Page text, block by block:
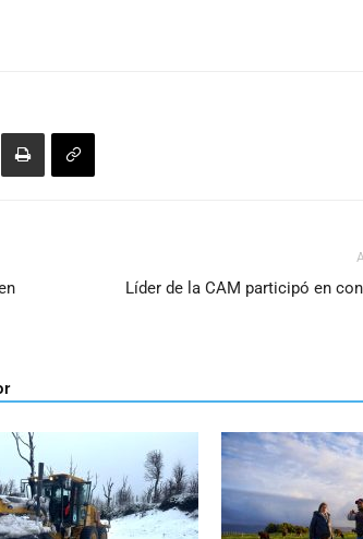
Líder de la CAM participó en